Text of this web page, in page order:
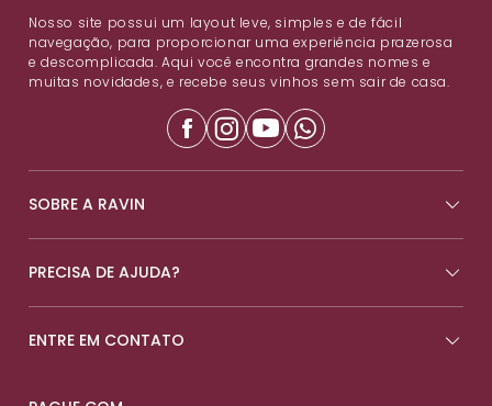
Nosso site possui um layout leve, simples e de fácil
navegação, para proporcionar uma experiência prazerosa
e descomplicada. Aqui você encontra grandes nomes e
muitas novidades, e recebe seus vinhos sem sair de casa.
SOBRE A RAVIN
PRECISA DE AJUDA?
ENTRE EM CONTATO